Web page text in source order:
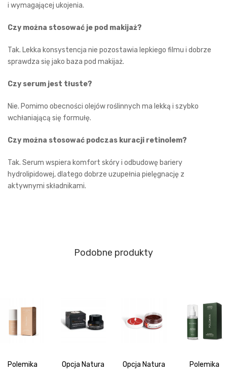
i wymagającej ukojenia.
Czy można stosować je pod makijaż?
Tak. Lekka konsystencja nie pozostawia lepkiego filmu i dobrze
sprawdza się jako baza pod makijaż.
Czy serum jest tłuste?
Nie. Pomimo obecności olejów roślinnych ma lekką i szybko
wchłaniającą się formułę.
Czy można stosować podczas kuracji retinolem?
Tak. Serum wspiera komfort skóry i odbudowę bariery
hydrolipidowej, dlatego dobrze uzupełnia pielęgnację z
aktywnymi składnikami.
Podobne produkty
Polemika Opcja Natura Opcja Natura Polemika